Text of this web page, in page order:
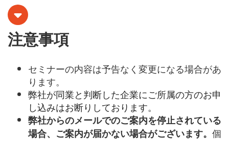
注意事項
セミナーの内容は予告なく変更になる場合があ
ります。
弊社が同業と判断した企業にご所属の方のお申
し込みはお断りしております。
弊社からのメールでのご案内を停止されている
場合、ご案内が届かない場合がございます。 個